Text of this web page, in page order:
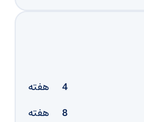
4
هفته
8 هفته